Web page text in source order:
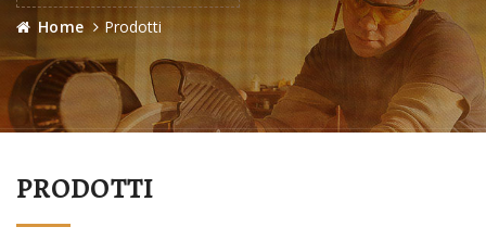
Home Prodotti
PRODOTTI